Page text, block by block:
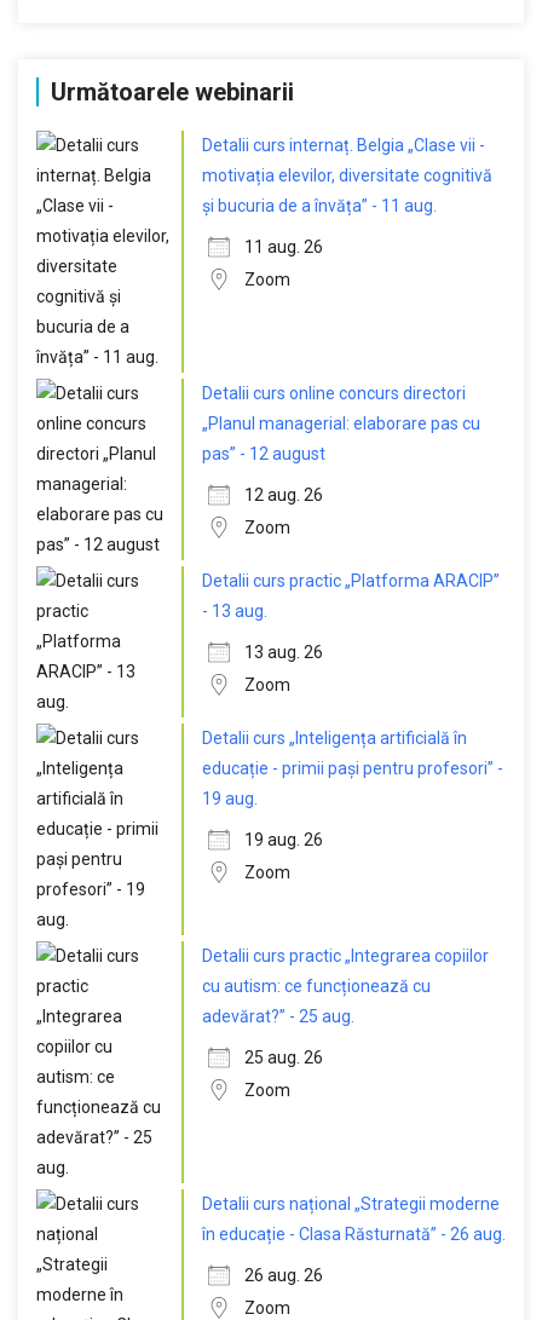
Următoarele webinarii
Detalii curs internaț. Belgia „Clase vii -
motivația elevilor, diversitate cognitivă
și bucuria de a învăța” - 11 aug.
11 aug. 26
Zoom
Detalii curs online concurs directori
„Planul managerial: elaborare pas cu
pas” - 12 august
12 aug. 26
Zoom
Detalii curs practic „Platforma ARACIP”
- 13 aug.
13 aug. 26
Zoom
Detalii curs „Inteligența artificială în
educație - primii pași pentru profesori” -
19 aug.
19 aug. 26
Zoom
Detalii curs practic „Integrarea copiilor
cu autism: ce funcționează cu
adevărat?” - 25 aug.
25 aug. 26
Zoom
Detalii curs național „Strategii moderne
în educație - Clasa Răsturnată” - 26 aug.
26 aug. 26
Zoom